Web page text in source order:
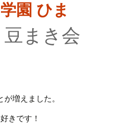
まき会
増えました。
きです！